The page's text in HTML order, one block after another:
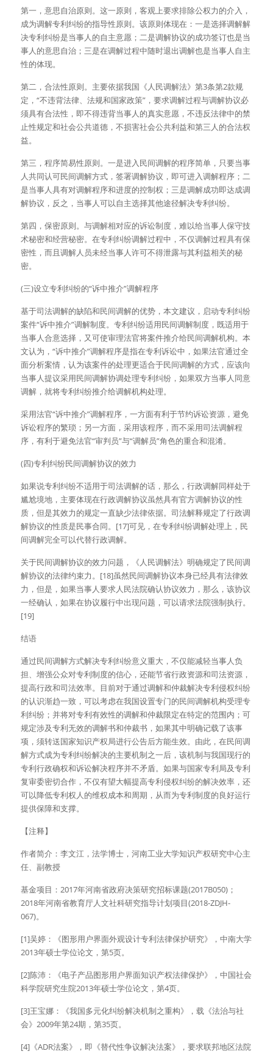
第一，意思自治原则。这一原则，客观上要求排除公权力的介入，
成为调解专利纠纷的指导性原则。该原则体现在：一是选择调解解
决专利纠纷是当事人的自主意愿；二是调解协议的成功签订也是当
事人的意思自治；三是在调解过程中随时退出调解也是当事人自主
性的体现。
第二，合法性原则。主要依据我国《人民调解法》第3条第2款规
定，“不违背法律、法规和国家政策”，要求调解过程与调解协议必
须具有合法性，即不得违背当事人的真实意愿，不违反法律中的禁
止性规定和社会公共道德，不损害社会公共利益和第三人的合法权
益。
第三，程序简易性原则。一是进入民间调解的程序简单，只要当事
人共同认可民间调解方式，签署调解协议，即可进入调解程序；二
是当事人具有对调解程序和进度的控制权；三是调解成功即达成调
解协议，反之，当事人可以自主选择其他途径解决专利纠纷。
第四，保密原则。与调解相对应的诉讼制度，难以给当事人保守技
术秘密和经营秘密。在专利纠纷调解过程中，不仅调解过程具有保
密性，而且调解人员未经当事人许可不得泄露与其利益相关的秘
密。
(三)设立专利纠纷的“诉中推介”调解程序
基于司法调解的缺陷和民间调解的优势，本文建议，启动专利纠纷
案件“诉中推介”调解制度。专利纠纷适用民间调解制度，既适用于
当事人合意选择，又可使审理法官将案件推介给民间调解机构。本
文认为，“诉中推介”调解程序是指在专利诉讼中，如果法官通过全
面分析案情，认为该案件的处理更适合于民间调解的方式，应该向
当事人提议采用民间调解协调处理专利纠纷，如果双方当事人同意
调解，就将专利纠纷推介给调解机构处理。
采用法官“诉中推介”调解程序，一方面有利于节约诉讼资源，避免
诉讼程序的繁琐；另一方面，采用该程序，而不采用司法调解程
序，有利于避免法官“审判员”与“调解员”角色的重合和混淆。
(四)专利纠纷民间调解协议的效力
如果说专利纠纷不适用于司法调解的话，那么，行政调解同样处于
尴尬境地，主要体现在行政调解协议虽然具有官方调解协议的性
质，但是其效力的规定一直缺少法律依据。司法解释规定了行政调
解协议的性质是民事合同。[17]可见，在专利纠纷调解处理上，民
间调解完全可以代替行政调解。
关于民间调解协议的效力问题，《人民调解法》明确规定了民间调
解协议的法律约束力。[18]虽然民间调解协议本身已经具有法律效
力，但是，如果当事人要求人民法院确认协议效力，那么，该协议
一经确认，如果在协议履行中出现问题，可以请求法院强制执行。
[19]
结语
通过民间调解方式解决专利纠纷意义重大，不仅能减轻当事人负
担、增强公众对专利制度的信心，还能节省行政资源和司法资源，
提高行政和司法效率。目前对于通过调解和仲裁解决专利侵权纠纷
的认识渐趋一致，可以考虑在我国设置专门的民间调解机构受理专
利纠纷；并将对专利有效性的调解和仲裁限定在特定的范围内；可
规定涉及专利无效的调解书和仲裁书，如果其中明确记载了该事
项，须转送国家知识产权局进行公告后方能生效。由此，在民间调
解方式成为专利纠纷解决的主要机制之一后，该机制与我国现行的
专利行政确权和诉讼解决程序并不矛盾。如果与国家专利局及专利
复审委密切合作，不仅有望大幅提高专利侵权纠纷的解决效率，还
可以降低专利权人的维权成本和周期，从而为专利制度的良好运行
提供保障和支撑。
【注释】
作者简介：李文江，法学博士，河南工业大学知识产权研究中心主
任、副教授
基金项目：2017年河南省政府决策研究招标课题(2017B050)；
2018年河南省教育厅人文社科研究指导计划项目(2018-ZDJH-
067)。
[1]吴婷：《图形用户界面外观设计专利法律保护研究》，中南大学
2013年硕士学位论文，第5页。
[2]陈沛：《电子产品图形用户界面知识产权法律保护》，中国社会
科学院研究生院2013年硕士学位论文，第4页。
[3]王宝娜：《我国多元化纠纷解决机制之重构》，载《法治与社
会》2009年第24期，第35页。
[4]《ADR法案》，即《替代性争议解决法案》，要求联邦地区法院